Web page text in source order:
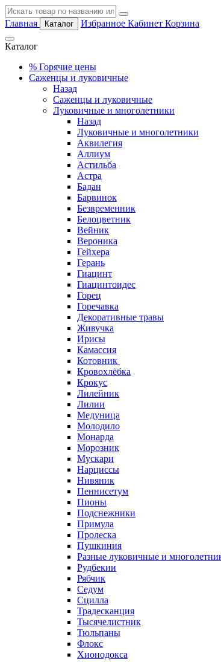
Главная Каталог Избранное Кабинет Корзина
Каталог
% Горячие цены
Саженцы и луковичные
Назад
Саженцы и луковичные
Луковичные и многолетники
Назад
Луковичные и многолетники
Аквилегия
Аллиум
Астильба
Астра
Бадан
Барвинок
Безвременник
Белоцветник
Вейник
Вероника
Гейхера
Герань
Гиацинт
Гиацинтоидес
Горец
Горечавка
Декоративные травы
Живучка
Ирисы
Камассия
Котовник
Кровохлёбка
Крокус
Лилейник
Лилии
Медуница
Молодило
Монарда
Морозник
Мускари
Нарциссы
Нивяник
Пеннисетум
Пионы
Подснежники
Примула
Пролеска
Пушкиния
Разные луковичные и
Рудбекии
Рябчик
Седум
Сцилла
Традесканция
Тысячелистник
Тюльпаны
Флокс
Хионодокса